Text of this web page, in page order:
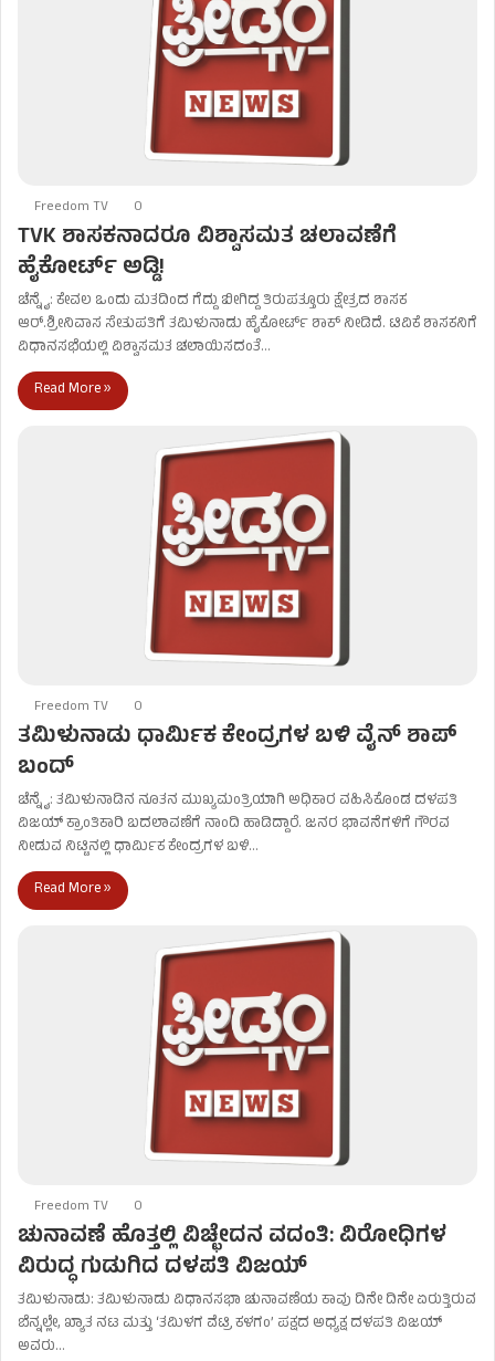
Freedom TV 0
TVK ಶಾಸಕನಾದರೂ ವಿಶ್ವಾಸಮತ ಚಲಾವಣೆಗೆ
ಹೈಕೋರ್ಟ್ ಅಡ್ಡಿ!
ಚೆನ್ನೈ: ಕೇವಲ ಒಂದು ಮತದಿಂದ ಗೆದ್ದು ಬೀಗಿದ್ದ ತಿರುಪತ್ತೂರು ಕ್ಷೇತ್ರದ ಶಾಸಕ
ಆರ್.ಶ್ರೀನಿವಾಸ ಸೇತುಪತಿಗೆ ತಮಿಳುನಾಡು ಹೈಕೋರ್ಟ್ ಶಾಕ್ ನೀಡಿದೆ. ಟಿವಿಕೆ ಶಾಸಕನಿಗೆ
ವಿಧಾನಸಭೆಯಲ್ಲಿ ವಿಶ್ವಾಸಮತ ಚಲಾಯಿಸದಂತೆ…
Read More »
Freedom TV 0
ತಮಿಳುನಾಡು ಧಾರ್ಮಿಕ ಕೇಂದ್ರಗಳ ಬಳಿ ವೈನ್ ಶಾಪ್
ಬಂದ್
ಚೆನ್ನೈ: ತಮಿಳುನಾಡಿನ ನೂತನ ಮುಖ್ಯಮಂತ್ರಿಯಾಗಿ ಅಧಿಕಾರ ವಹಿಸಿಕೊಂಡ ದಳಪತಿ
ವಿಜಯ್ ಕ್ರಾಂತಿಕಾರಿ ಬದಲಾವಣೆಗೆ ನಾಂದಿ ಹಾಡಿದ್ದಾರೆ. ಜನರ ಭಾವನೆಗಳಿಗೆ ಗೌರವ
ನೀಡುವ ನಿಟ್ಟಿನಲ್ಲಿ ಧಾರ್ಮಿಕ ಕೇಂದ್ರಗಳ ಬಳಿ…
Read More »
Freedom TV 0
ಚುನಾವಣೆ ಹೊತ್ತಲ್ಲಿ ವಿಚ್ಛೇದನ ವದಂತಿ: ವಿರೋಧಿಗಳ
ವಿರುದ್ಧ ಗುಡುಗಿದ ದಳಪತಿ ವಿಜಯ್‌
ತಮಿಳುನಾಡು: ತಮಿಳುನಾಡು ವಿಧಾನಸಭಾ ಚುನಾವಣೆಯ ಕಾವು ದಿನೇ ದಿನೇ ಏರುತ್ತಿರುವ
ಬೆನ್ನಲ್ಲೇ, ಖ್ಯಾತ ನಟ ಮತ್ತು ‘ತಮಿಳಗ ವೆಟ್ರಿ ಕಳಗಂ’ ಪಕ್ಷದ ಅಧ್ಯಕ್ಷ ದಳಪತಿ ವಿಜಯ್
ಅವರು…